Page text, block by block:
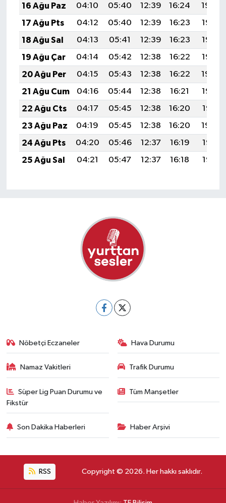
16 Ağu Paz
04:10 05:40 12:39 16:24
19:29
17 Ağu Pts
04:12 05:40 12:39 16:23
19:27
18 Ağu Sal
04:13 05:41 12:39 16:23
19:26
19 Ağu Çar
04:14 05:42 12:38 16:22
19:25
20 Ağu Per
04:15 05:43 12:38 16:22
19:24
21 Ağu Cum
04:16 05:44 12:38 16:21
19:22
22 Ağu Cts
04:17 05:45 12:38 16:20
19:21
23 Ağu Paz
04:19 05:45 12:38 16:20
19:20
24 Ağu Pts
04:20 05:46 12:37 16:19
19:18
25 Ağu Sal
04:21 05:47 12:37 16:18 19:17
Nöbetçi Eczaneler Hava Durumu
Namaz Vakitleri Trafik Durumu
Süper Lig Puan Durumu ve
Fikstür
Tüm Manşetler
Son Dakika Haberleri Haber Arşivi
RSS Copyright © 2026. Her hakkı saklıdır.